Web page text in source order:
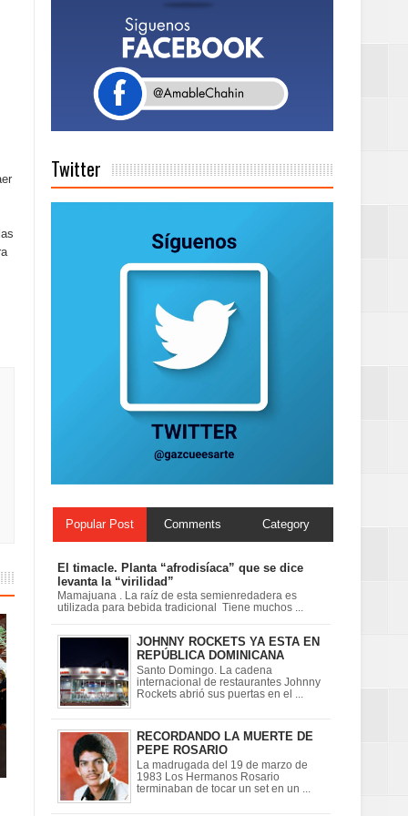
Capital”
de Gestión
Twitter
Popular Post Comments Category
El timacle. Planta “afrodisíaca” que se dice
levanta la “virilidad”
Mamajuana . La raíz de esta semienredadera es
utilizada para bebida tradicional Tiene muchos ...
JOHNNY ROCKETS YA ESTA EN
REPÚBLICA DOMINICANA
Santo Domingo. La cadena
internacional de restaurantes Johnny
Rockets abrió sus puertas en el ...
RECORDANDO LA MUERTE DE
PEPE ROSARIO
La madrugada del 19 de marzo de
1983 Los Hermanos Rosario
terminaban de tocar un set en un ...